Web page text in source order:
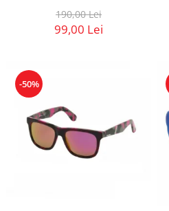
190,00 Lei
99,00 Lei
-50%